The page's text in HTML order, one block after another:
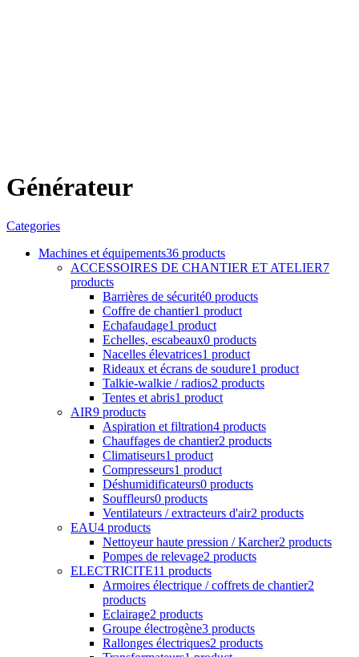
Générateur
Categories
Machines et équipements36 products
ACCESSOIRES DE CHANTIER ET ATELIER7
products
Barrières de sécurité0 products
Coffre de chantier1 product
Echafaudage1 product
Echelles, escabeaux0 products
Nacelles élevatrices1 product
Rideaux et écrans de soudure1 product
Talkie-walkie / radios2 products
Tentes et abris1 product
AIR9 products
Aspiration et filtration4 products
Chauffages de chantier2 products
Climatiseurs1 product
Compresseurs1 product
Déshumidificateurs0 products
Souffleurs0 products
Ventilateurs / extracteurs d'air2 products
EAU4 products
Nettoyeur haute pression / Karcher2 products
Pompes de relevage2 products
ELECTRICITE11 products
Armoires électrique / coffrets de chantier2
products
Eclairage2 products
Groupe électrogène3 products
Rallonges électriques2 products